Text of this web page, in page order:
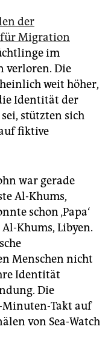
der
Migration
im
verloren. Die
weit höher,
Identität der
stützten sich
fiktive
war gerade
Al-Khums,
schon ‚Papa‘
Khums, Libyen.
Menschen nicht
Identität
Die
Minuten-Takt auf
von Sea-Watch